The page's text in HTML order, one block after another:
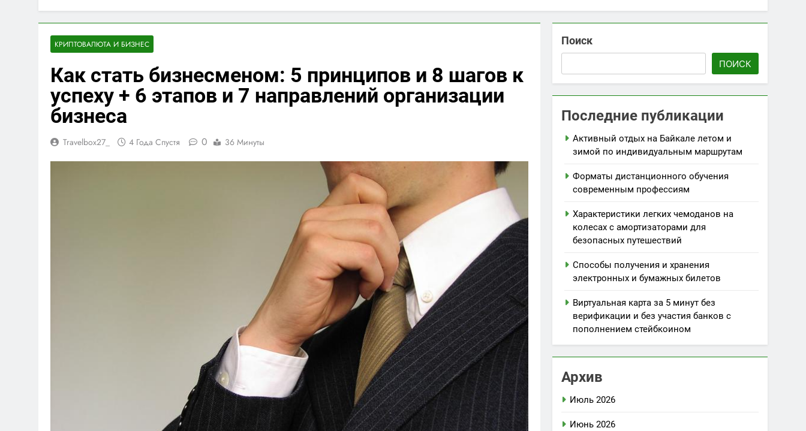
КРИПТОВАЛЮТА И БИЗНЕС
Как стать бизнесменом: 5 принципов и 8 шагов к
успеху + 6 этапов и 7 направлений организации
бизнеса
Travelbox27_ 4 Года Спустя 0 36 Минуты
Поиск
ПОИСК
Последние публикации
Активный отдых на Байкале летом и
зимой по индивидуальным маршрутам
Форматы дистанционного обучения
современным профессиям
Характеристики легких чемоданов на
колесах с амортизаторами для
безопасных путешествий
Способы получения и хранения
электронных и бумажных билетов
Виртуальная карта за 5 минут без
верификации и без участия банков с
пополнением стейбкоином
Архив
Июль 2026
Июнь 2026